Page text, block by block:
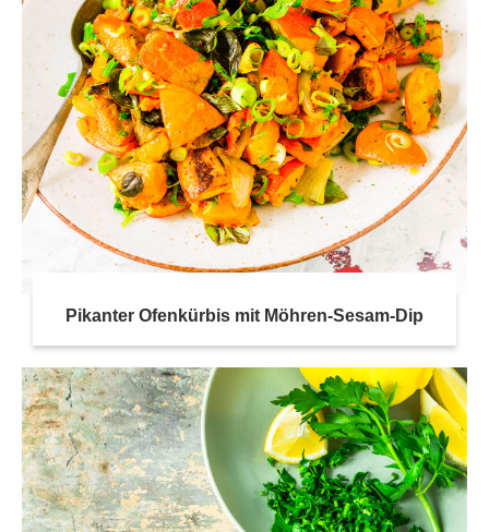
Pikanter Ofenkürbis mit Möhren-Sesam-Dip